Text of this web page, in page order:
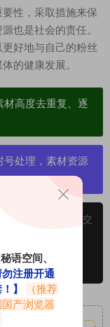
性，采取措施来保
也是社会的责任。
好地与自己的粉丝
的健康发展。
高度去重复、逐
号处理，素材资源
了您的权限可以提交
！原文链接：
语空间、
注册开通
】
（推荐
产浏览器